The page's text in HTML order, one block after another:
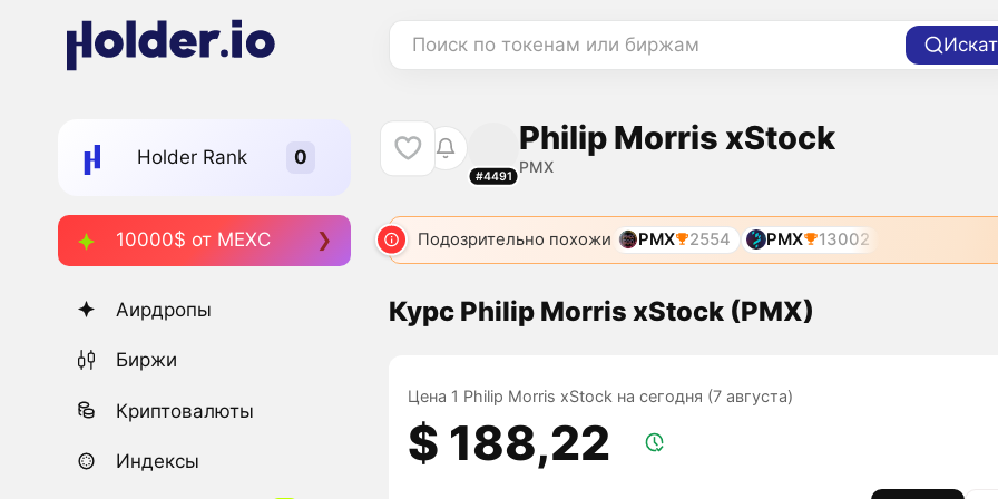
Поиск по токенам или биржам
Holder Rank
10000$ от MEXC
Аирдропы
Биржи
Криптовалюты
Индексы
#4491
Philip Morris xStock
PMX
Подозрительно похожи PMX 2554 PMX 13002
Курс Philip Morris xStock (PMX)
Цена 1 Philip Morris xStock на сегодня (7 августа)
$ 188,22